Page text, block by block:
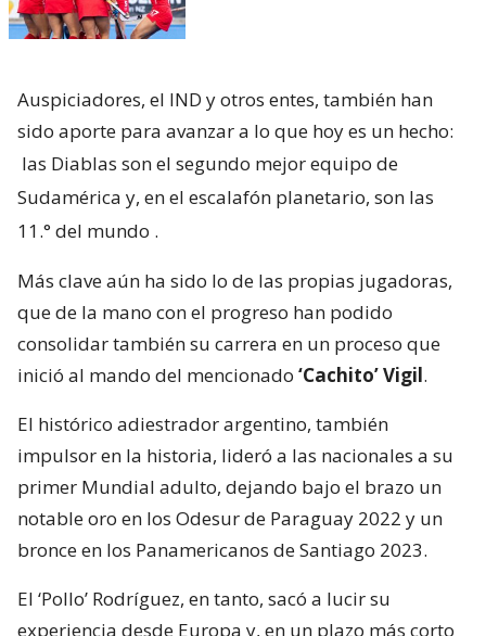
Auspiciadores, el IND y otros entes, también han
sido aporte para avanzar a lo que hoy es un hecho:
las Diablas son el segundo mejor equipo de
Sudamérica y, en el escalafón planetario, son las
11.° del mundo .
Más clave aún ha sido lo de las propias jugadoras,
que de la mano con el progreso han podido
consolidar también su carrera en un proceso que
inició al mando del mencionado ‘Cachito’ Vigil.
El histórico adiestrador argentino, también
impulsor en la historia, lideró a las nacionales a su
primer Mundial adulto, dejando bajo el brazo un
notable oro en los Odesur de Paraguay 2022 y un
bronce en los Panamericanos de Santiago 2023.
El ‘Pollo’ Rodríguez, en tanto, sacó a lucir su
experiencia desde Europa y, en un plazo más corto